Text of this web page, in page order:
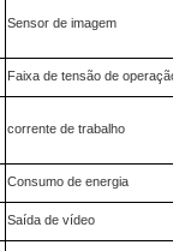
Sensor de imagem
Faixa de tensão de operação
corrente de trabalho
Consumo de energia
Saída de vídeo